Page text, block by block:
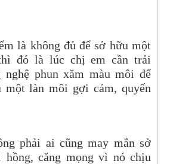
là không đủ để sở hữu một
đó là lúc chị em cần trải
nghệ phun xăm màu môi để
một làn môi gợi cảm, quyến
phải ai cũng may mắn sở
căng mọng vì nó chịu